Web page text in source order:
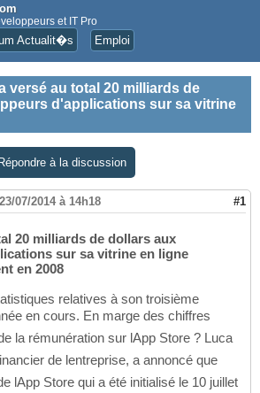
et IT Pro
Actualit�s Emploi
versé au total 20 milliards de
d'applications sur sa vitrine
Répondre à la discussion
07/2014 à 14h18 #1
20 milliards de dollars aux
sur sa vitrine en ligne
en 2008
relatives à son troisième
en cours. En marge des chiffres
la rémunération sur lApp Store ? Luca
de lentreprise, a annoncé que
lApp Store qui a été initialisé le 10 juillet